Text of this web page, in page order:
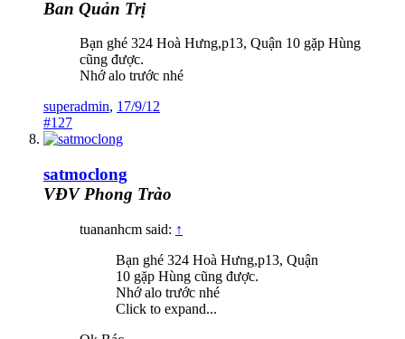
Ban Quản Trị
Bạn ghé 324 Hoà Hưng,p13, Quận 10 gặp Hùng
cũng được.
Nhớ alo trước nhé
superadmin, 17/9/12
#127
satmoclong
VĐV Phong Trào
tuananhcm said: ↑
Bạn ghé 324 Hoà Hưng,p13, Quận
10 gặp Hùng cũng được.
Nhớ alo trước nhé
Click to expand...